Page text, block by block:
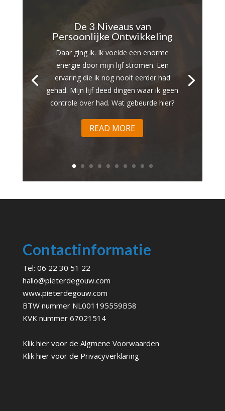
De 3 Niveaus van
Persoonlijke Ontwikkeling
Daar ging ik. Ik voelde een enorme
energie door mijn lijf stromen. Een
ervaring die ik nog nooit eerder had
gehad. Mijn lijf deed dingen waar ik geen
controle over had. Wat gebeurde hier?
READ MORE
Contactinformatie
Tel: 06 22 30 51 22
hallo@pieterdegouw.com
www.pieterdegouw.com
BTW nummer NL001195559B58
KVK nummer 67021514
Klik hier voor de Algmene Voorwaarden
Klik hier voor de Privacyverklaring